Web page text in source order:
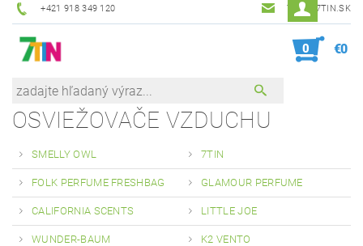
+421 918 349 120 7TIN@7TIN.SK
0 €0
OSVIEŽOVAČE VZDUCHU
SMELLY OWL 7TIN
FOLK PERFUME FRESHBAG GLAMOUR PERFUME
CALIFORNIA SCENTS LITTLE JOE
WUNDER-BAUM K2 VENTO